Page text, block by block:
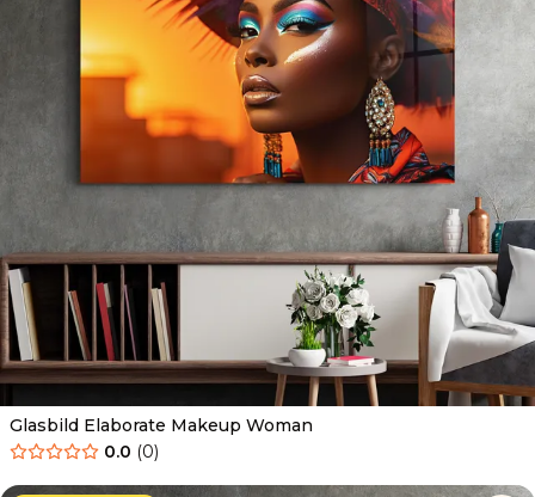
Glasbild Elaborate Makeup Woman
0.0 (0)
Ab 69.90 € 44.90